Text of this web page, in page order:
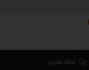
اسئلة متكررة